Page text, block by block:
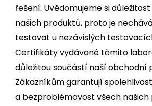
řešení. Uvědomujeme si
našich produktů, proto je
testovat u nezávislých
Certifikáty vydávané těmito
důležitou součástí naší obchodní
Zákazníkům garantují spolehlivost
a bezproblémovost všech našich